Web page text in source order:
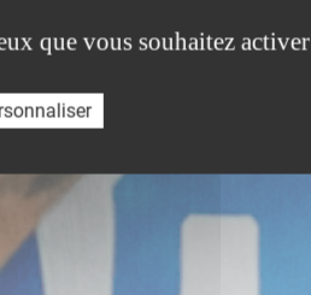
que vous souhaitez activer